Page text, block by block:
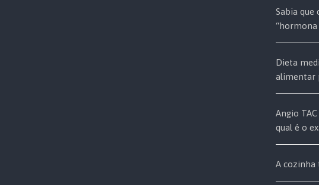
Sabia que
Dieta
alimentar
Angio
qual é o
A cozinha